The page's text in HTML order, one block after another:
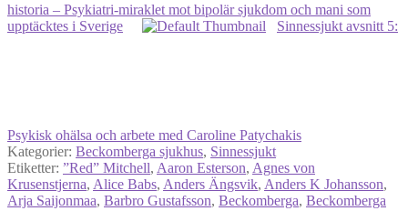
historia ‒ Psykiatri-miraklet mot bipolär sjukdom och mani som
upptäcktes i Sverige
Sinnessjukt avsnitt 5:
Psykisk ohälsa och arbete med Caroline Patychakis
Kategorier: Beckomberga sjukhus, Sinnessjukt
Etiketter: ”Red” Mitchell, Aaron Esterson, Agnes von
Krusenstjerna, Alice Babs, Anders Ängsvik, Anders K Johansson,
Arja Saijonmaa, Barbro Gustafsson, Beckomberga, Beckomberga